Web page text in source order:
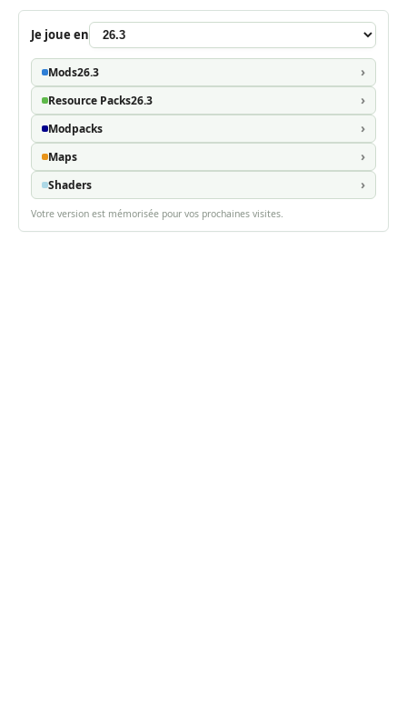
Je joue en
Mods26.3
Resource Packs26.3
Modpacks
Maps
Shaders
Votre version est mémorisée pour vos prochaines visites.